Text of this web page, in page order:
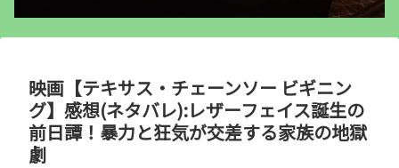
映画【テキサス・チェーンソー ビギニン
グ】感想(ネタバレ):レザーフェイス誕生の
前日譚！暴力と狂気が交差する家族の地獄
劇